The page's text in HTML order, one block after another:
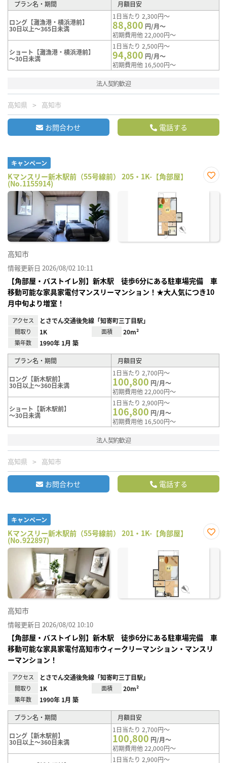
プラン名・期間 月額目安
ロング【灘漁港・横浜港前】
30日以上～365日未満
1日当たり 2,300円～
88,800 円/月～
初期費用他 22,000円～
ショート【灘漁港・横浜港前】
～30日未満
1日当たり 2,500円～
94,800 円/月～
初期費用他 16,500円～
法人契約歓迎
高知県 高知市
お問合わせ 電話する
キャンペーン
Kマンスリー新木駅前（55号線前） 205・1K-【角部屋】
(No.1155914)
に入
高知市
情報更新日 2026/08/02 10:11
【角部屋・バストイレ別】新木駅 徒歩6分にある駐車場完備 車
移動可能な家具家電付マンスリーマンション！★大人気につき10
月中旬より増室！
アクセス とさでん交通後免線「知寄町三丁目駅」
間取り 1K 面積 20m²
築年数 1990年 1月 築
プラン名・期間 月額目安
ロング【新木駅前】
30日以上～360日未満
1日当たり 2,700円～
100,800 円/月～
初期費用他 22,000円～
ショート【新木駅前】
～30日未満
1日当たり 2,900円～
106,800 円/月～
初期費用他 16,500円～
法人契約歓迎
高知県 高知市
お問合わせ 電話する
キャンペーン
Kマンスリー新木駅前（55号線前） 201・1K-【角部屋】
(No.922897)
に入
高知市
情報更新日 2026/08/02 10:10
【角部屋・バストイレ別】新木駅 徒歩6分にある駐車場完備 車
移動可能な家具家電付高知市ウィークリーマンション・マンスリ
ーマンション！
アクセス とさでん交通後免線「知寄町三丁目駅」
間取り 1K 面積 20m²
築年数 1990年 1月 築
プラン名・期間 月額目安
ロング【新木駅前】
30日以上～360日未満
1日当たり 2,700円～
100,800 円/月～
初期費用他 22,000円～
1日当たり 2,900円～